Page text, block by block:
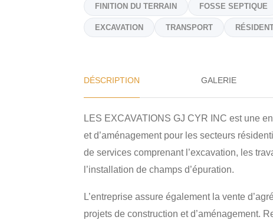
FINITION DU TERRAIN FOSSE SEPTIQUE
EXCAVATION TRANSPORT
DÉSCRIPTION GALERIE
LES EXCAVATIONS GJ CYR INC est une
et d’aménagement pour les secteurs
de services comprenant l’excavation, les
l’installation de champs d’épuration.
L’entreprise assure également la vente
projets de construction et d’aménagement.